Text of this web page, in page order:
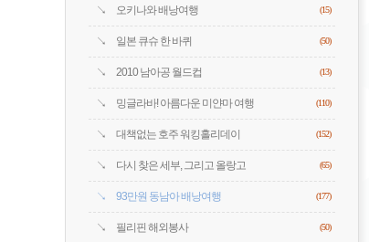
오키나와 배낭여행 (15)
일본 큐슈 한 바퀴 (50)
2010 남아공 월드컵 (13)
밍글라바! 아름다운 미얀마 여행 (110)
대책없는 호주 워킹홀리데이 (152)
다시 찾은 세부, 그리고 올랑고 (65)
93만원 동남아 배낭여행 (177)
필리핀 해외봉사 (50)